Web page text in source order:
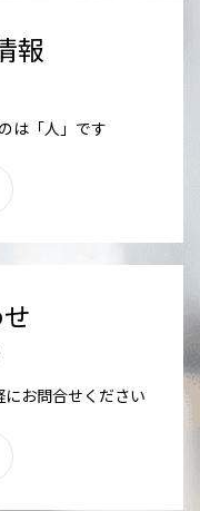
報
は「人」です
お問合せください